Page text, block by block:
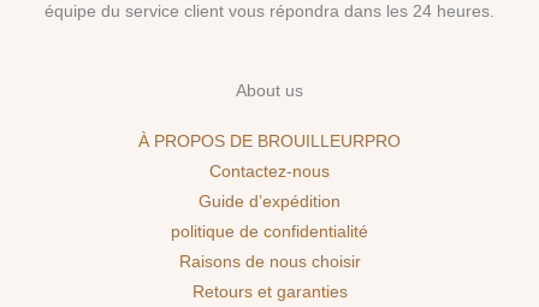
équipe du service client vous répondra dans les 24 heures.
About us
À PROPOS DE BROUILLEURPRO
Contactez-nous
Guide d’expédition
politique de confidentialité
Raisons de nous choisir
Retours et garanties